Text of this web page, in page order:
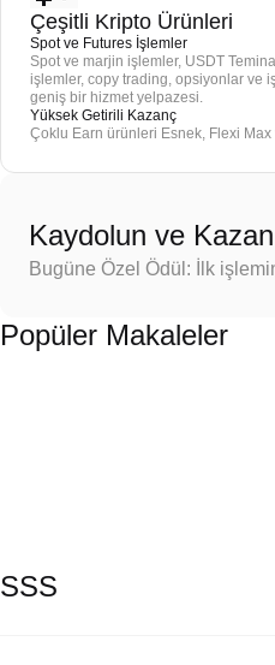
Çeşitli Kripto Ürünleri
Spot ve Futures İşlemler
Spot ve marjin işlemler, USDT
işlemler, copy trading, opsiyonlar ve
geniş bir hizmet yelpazesi.
Yüksek Getirili Kazanç
Çoklu Earn ürünleri Esnek, Flexi
Kaydolun ve
Bugüne Özel Ödül: İlk
Popüler Makaleler
SSS